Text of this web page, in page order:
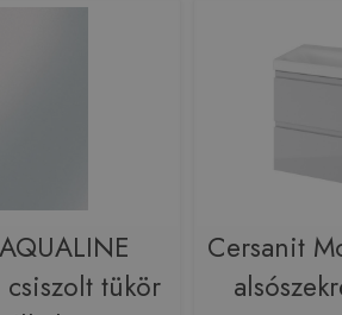
tükör
Cersanit